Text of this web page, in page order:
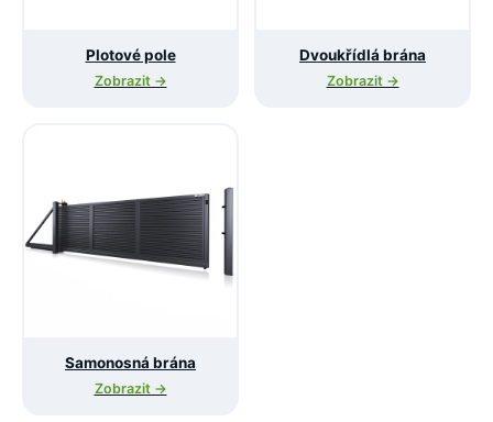
Plotové pole
Zobrazit →
Dvoukřídlá brána
Zobrazit →
Samonosná brána
Zobrazit →